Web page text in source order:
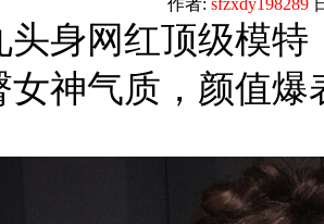
作者: sfzxdy198289
头身网红顶级模特
女神气质，颜值爆